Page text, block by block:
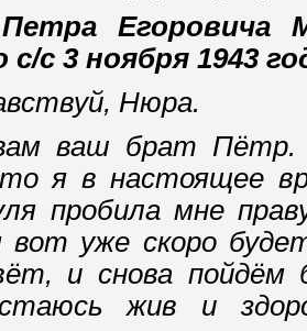
Егоровича
с/с 3 ноября 1943
Нюра.
ваш брат Пётр.
я в настоящее
пробила мне
вот уже скоро
и снова
жив и